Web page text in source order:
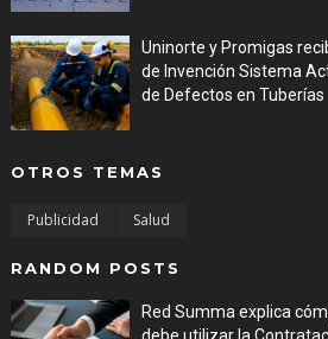
Uninorte y Promigas
de Invención Sistema
de Defectos en Tuberías
OTROS TEMAS
Publicidad Salud
RANDOM POSTS
Red Summa explica